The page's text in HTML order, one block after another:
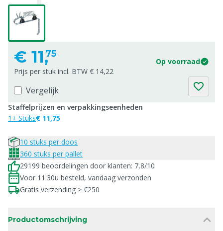
€ 11,75
Op voorraad
Prijs per stuk incl. BTW € 14,22
Vergelijk
Staffelprijzen en verpakkingseenheden
1+ Stuks€ 11,75
10 stuks per doos
360 stuks per pallet
29199 beoordelingen door klanten: 7,8/10
Voor 11:30u besteld, vandaag verzonden
Gratis verzending > €250
Productomschrijving